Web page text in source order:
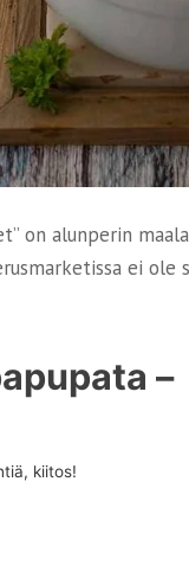
on alunperin
ei
–
kiitos!